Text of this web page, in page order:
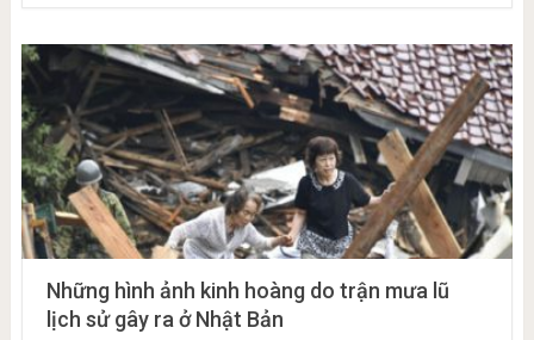
Những hình ảnh kinh hoàng do trận mưa lũ
lịch sử gây ra ở Nhật Bản